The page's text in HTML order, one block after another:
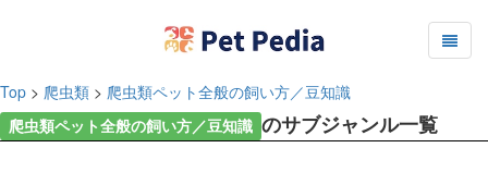
Top > 爬虫類 > 爬虫類ペット全般の飼い方／豆知識
爬虫類ペット全般の飼い方／豆知識 のサブジャンル一覧